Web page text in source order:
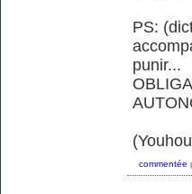
PS:
punir...
commentée